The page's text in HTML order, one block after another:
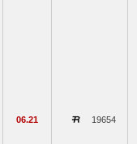
06.21 19654